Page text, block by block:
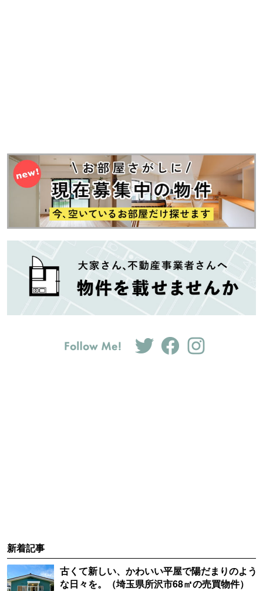
新着記事
古くて新しい、かわいい平屋で陽だまりのよう
な日々を。（埼玉県所沢市68㎡の売買物件）